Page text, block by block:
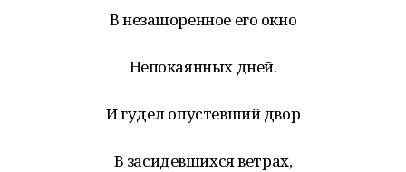
В незашоренное его окно
Непокаянных дней.
И гудел опустевший двор
В засидевшихся ветрах,